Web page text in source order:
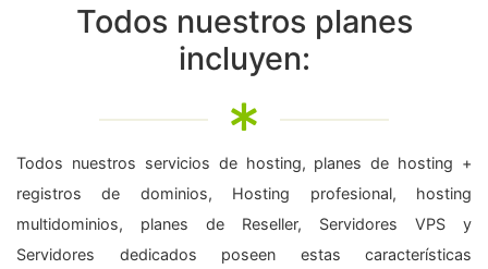
Todos nuestros planes
incluyen:
Todos nuestros servicios de hosting, planes de hosting +
registros de dominios, Hosting profesional, hosting
multidominios, planes de Reseller, Servidores VPS y
Servidores dedicados poseen estas características